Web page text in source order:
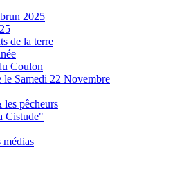
2025
de la terre
Coulon
le Samedi 22 Novembre
pêcheurs
Cistude"
médias